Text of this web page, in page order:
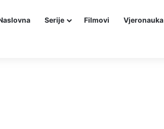
Serije Filmovi Vjeronauka